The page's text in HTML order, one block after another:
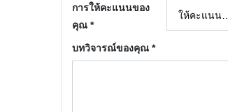
การให้คะแนนของ
คุณ *
บทวิจารณ์ของคุณ *